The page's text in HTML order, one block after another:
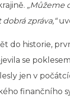
„Můžeme
zpráva,“
do historie,
se
jen v
finančního